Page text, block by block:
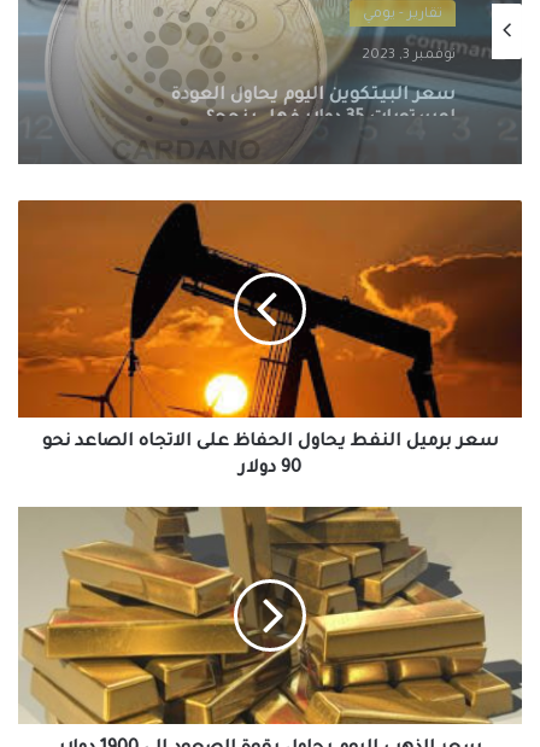
تقارير - يومي
نوفمبر 2, 2023
سعر الكاردانو اليوم يسجل أقصى ارتفاع
بنسبة 8%
النفط
الاتجاه
الصاعد
نحو
سعر برميل النفط يحاول الحفاظ على الاتجاه الصاعد نحو
90 دولار
الصعود
إلى
1900
دولار